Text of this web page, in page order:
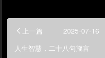
上一篇
2025-07-16
人生智慧，二十八句箴言